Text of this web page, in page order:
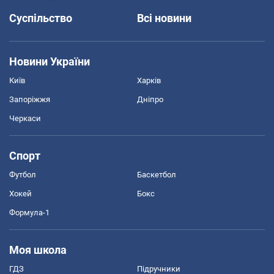
Суспільство
Всі новини
Новини України
Київ Харків
Запоріжжя Дніпро
Черкаси
Спорт
Футбол Баскетбол
Хокей Бокс
Формула-1
Моя школа
ГДЗ Підручники